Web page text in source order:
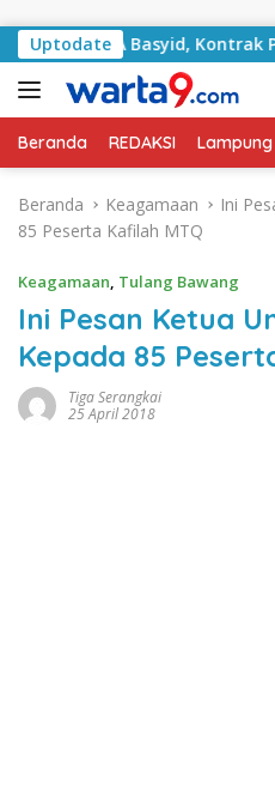
Uptodate
RA Basyid, Kontrak Proyek
Beranda REDAKSI Lampung
Beranda Keagamaan
Ini
85 Peserta Kafilah MTQ
Keagamaan, Tulang Bawang
Ini Pesan Ketua
Kepada 85
Tiga Serangkai
25 April 2018